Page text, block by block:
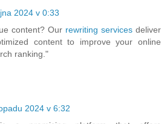
2024 v 0:33
content? Our rewriting services deliver
content to improve your online
ranking."
2024 v 6:32